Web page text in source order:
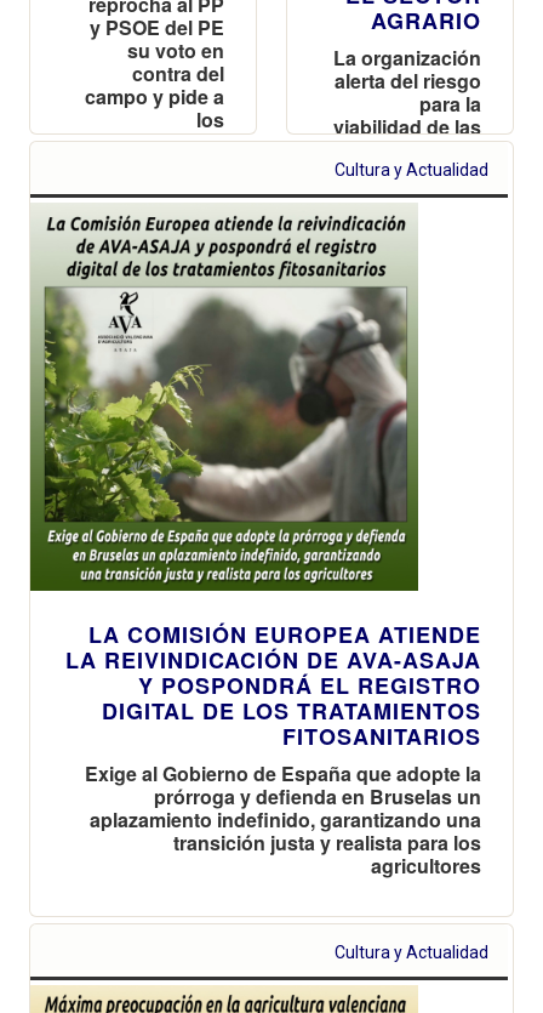
y PSOE del PE
su voto en
contra del
campo y pide a
los
ayuntamientos
una moción
para proteger a
los productores
AGRARIO
La organización
alerta del riesgo
para la
viabilidad de las
explotaciones
valencianas y
reclama
reciprocidad
importaciones
de terceros
Cultura y Actualidad
LA COMISIÓN EUROPEA ATIENDE
LA REIVINDICACIÓN DE AVA-ASAJA
Y POSPONDRÁ EL REGISTRO
DIGITAL DE LOS TRATAMIENTOS
FITOSANITARIOS
Exige al Gobierno de España que adopte la
prórroga y defienda en Bruselas un
aplazamiento indefinido, garantizando una
transición justa y realista para los
agricultores
Cultura y Actualidad